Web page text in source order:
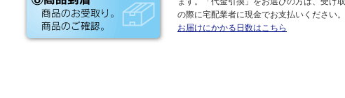
の際に宅配業者に現金でお支払いください。
お届けにかかる日数はこちら